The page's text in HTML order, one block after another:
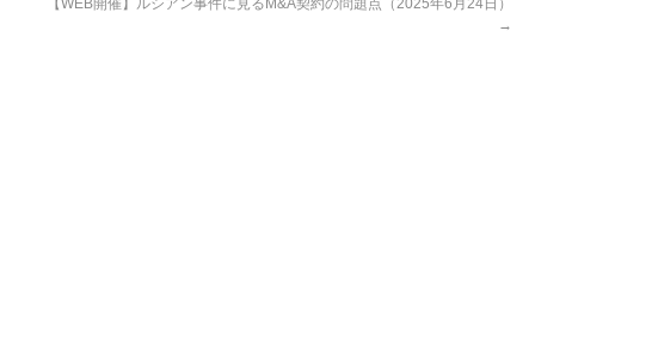
【WEB開催】ルシアン事件に見るM&A契約の問題点（2025年6月24日）
→